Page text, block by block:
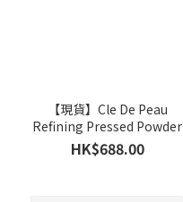
【現貨】Cle De Peau
Refining Pressed Powder
HK$688.00